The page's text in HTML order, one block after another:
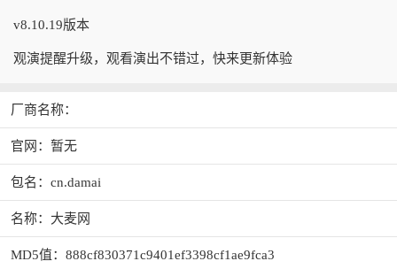
v8.10.19版本
观演提醒升级，观看演出不错过，快来更新体验
厂商名称：
官网：暂无
包名：cn.damai
名称：大麦网
MD5值：888cf830371c9401ef3398cf1ae9fca3